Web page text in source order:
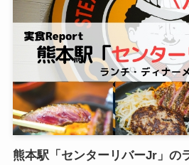
熊本駅「センターリバーJr」の